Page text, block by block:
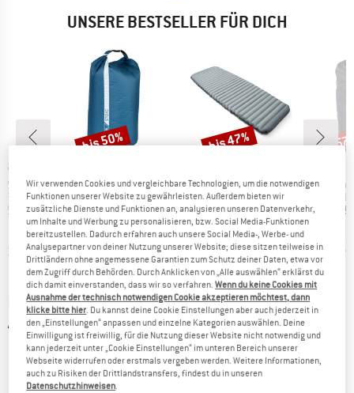
UNSERE BESTSELLER FÜR DICH
Preis
€
)
Artikel
HarnosandSt. II Ultra Lite Dry Bag
Produktgruppe
Packsack
Preis
12,95 € reduzierter Preis
ab6,48 €
3,7(6)
Rabatt
bis 50%
Artikel
NijakSt. II Sleeping Mat
Produktgruppe
Isomatte
Preis
149,95 € reduzierter Preis
ab84,77 €
4,3(23)
Rabatt
bis 47%
Artikel
HarnosandSt.
BAUMWOLLSCHLAFSÄCKE FÜR HÜTTENTOUREN UND
ALS INNENSCHLAFSACK
Wir verwenden Cookies und vergleichbare Technologien, um die notwendigen
Funktionen unserer Website zu gewährleisten. Außerdem bieten wir
zusätzliche Dienste und Funktionen an, analysieren unseren Datenverkehr,
um Inhalte und Werbung zu personalisieren, bzw. Social Media-Funktionen
bereitzustellen. Dadurch erfahren auch unsere Social Media-, Werbe- und
Analysepartner von deiner Nutzung unserer Website; diese sitzen teilweise in
Drittländern ohne angemessene Garantien zum Schutz deiner Daten, etwa vor
dem Zugriff durch Behörden. Durch Anklicken von „Alle auswählen“ erklärst du
dich damit einverstanden, dass wir so verfahren.Wenn du keine Cookies mit
Ausnahme der technisch notwendigen Cookie akzeptieren möchtest, dann
klicke bitte hier. Du kannst deine Cookie Einstellungen aber auch jederzeit in
den „Einstellungen“ anpassen und einzelne Kategorien auswählen. Deine
Einwilligung ist freiwillig, für die Nutzung dieser Website nicht notwendig und
kann jederzeit unter „Cookie Einstellungen“ im unteren Bereich unserer
Webseite widerrufen oder erstmals vergeben werden. Weitere Informationen,
auch zu Risiken der Drittlandstransfers, findest du in unseren
Datenschutzhinweisen.